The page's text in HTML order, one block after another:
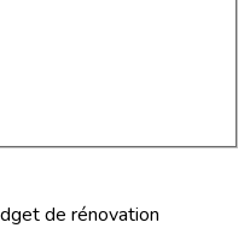
de rénovation